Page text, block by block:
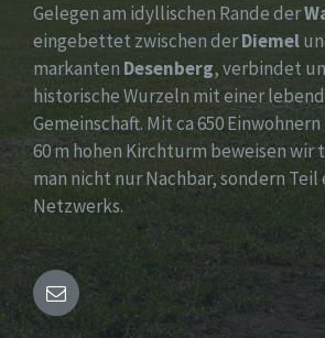
Gelegen am idyllischen Rande der
eingebettet zwischen derDiemel
markanten Desenberg, verbindet
historische Wurzeln mit einer
Gemeinschaft. Mit ca 650
60 m hohen Kirchturm beweisen wir
man nicht nur Nachbar, sondern Teil
Netzwerks.
Email